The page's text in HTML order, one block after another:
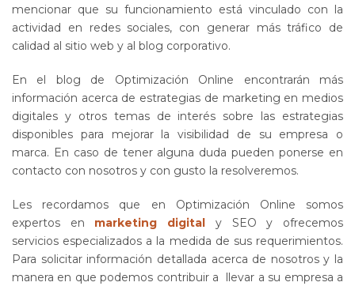
mencionar que su funcionamiento está vinculado con la
actividad en redes sociales, con generar más tráfico de
calidad al sitio web y al blog corporativo.
En el blog de Optimización Online encontrarán más
información acerca de estrategias de marketing en medios
digitales y otros temas de interés sobre las estrategias
disponibles para mejorar la visibilidad de su empresa o
marca. En caso de tener alguna duda pueden ponerse en
contacto con nosotros y con gusto la resolveremos.
Les recordamos que en Optimización Online somos
expertos en marketing digital
y SEO y ofrecemos
servicios especializados a la medida de sus requerimientos.
Para solicitar información detallada acerca de nosotros y la
manera en que podemos contribuir a llevar a su empresa a